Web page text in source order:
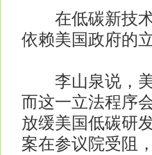
在低碳新技术
依赖美国政府的
李山泉说，美
而这一立法程序
放缓美国低碳研
案在参议院受阻